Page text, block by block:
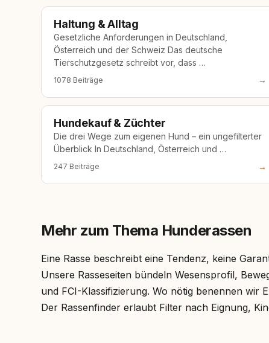
Haltung & Alltag
Gesetzliche Anforderungen in Deutschland,
Österreich und der Schweiz Das deutsche
Tierschutzgesetz schreibt vor, dass …
1078 Beiträge →
Hundekauf & Züchter
Die drei Wege zum eigenen Hund – ein ungefilterter
Überblick In Deutschland, Österreich und …
247 Beiträge →
Mehr zum Thema Hunderassen
Eine Rasse beschreibt eine Tendenz, keine
Unsere Rasseseiten bündeln Wesensprofil,
und FCI-Klassifizierung. Wo nötig benennen wir
Der Rassenfinder erlaubt Filter nach Eignung,